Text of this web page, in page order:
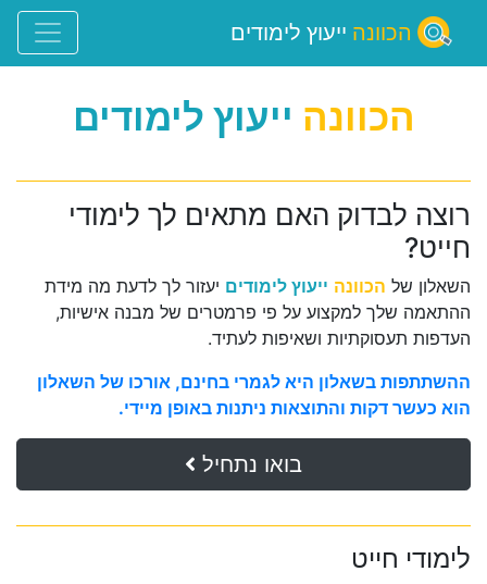
הכוונה ייעוץ לימודים
הכוונה ייעוץ לימודים
רוצה לבדוק האם מתאים לך לימודי
חייט?
השאלון של הכוונה ייעוץ לימודים יעזור לך לדעת מה מידת
ההתאמה שלך למקצוע על פי פרמטרים של מבנה אישיות,
העדפות תעסוקתיות ושאיפות לעתיד.
ההשתתפות בשאלון היא לגמרי בחינם, אורכו של השאלון
הוא כעשר דקות והתוצאות ניתנות באופן מיידי.
בואו נתחיל
לימודי חייט